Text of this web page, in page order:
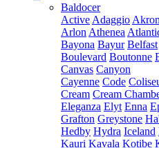
Baldocer
Active Adaggio
Arlon Athenea
Bayona Bayur Belfast
Boulevard Boutonne
Canvas Canyon
Cayenne Code
Cream Cream
Eleganza Elyt Enna
Grafton Greystone
Hedby Hydra Iceland
Kauri Kavala Kotibe